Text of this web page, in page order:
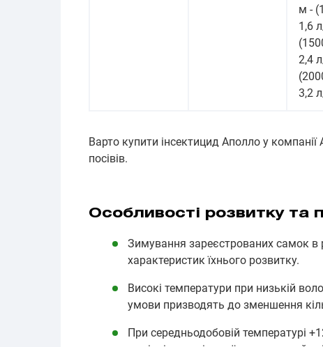
м -
1,6
2,4
3,2
Варто купити інсектицид Аполло у
посівів.
Особливості розвитку та
Зимування зареєстрованих самок
характеристик їхнього розвитку.
Високі температури при низькій
умови призводять до зменшення
При середньодобовій температурі